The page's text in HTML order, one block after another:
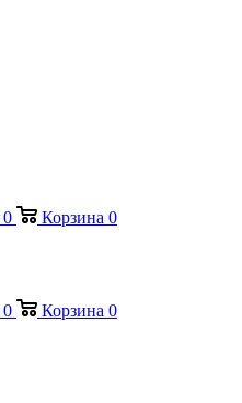
0 Корзина 0
0 Корзина 0